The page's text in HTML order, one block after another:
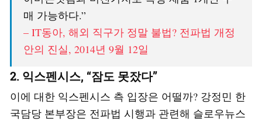
매 가능하다.”
– IT동아, 해외 직구가 정말 불법? 전파법 개정
안의 진실, 2014년 9월 12일
2. 익스펜시스, “잠도 못잤다”
이에 대한 익스펜시스 측 입장은 어떨까? 강정민 한
국담당 본부장은 전파법 시행과 관련해 슬로우뉴스